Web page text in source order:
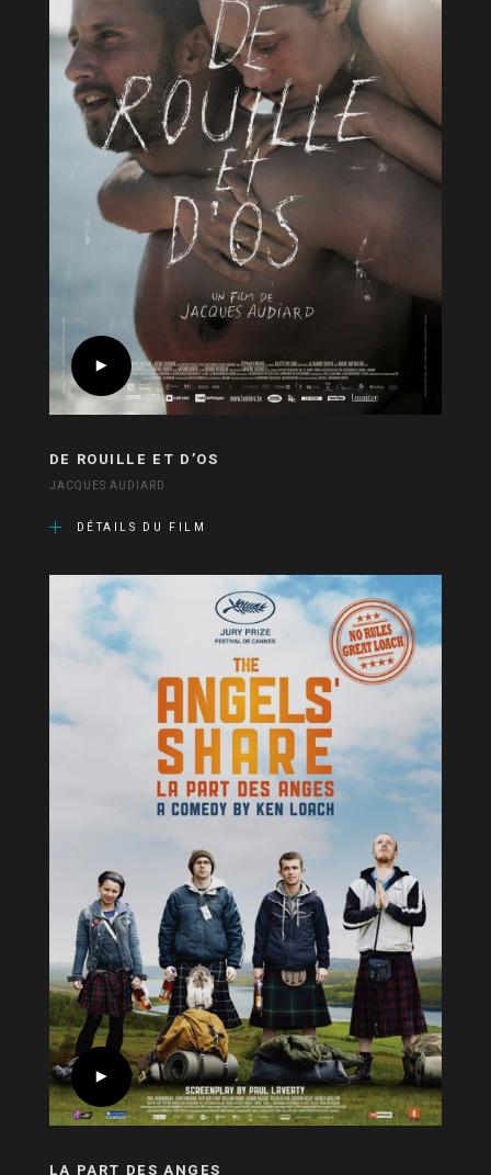
DE ROUILLE ET D’OS
JACQUES AUDIARD
DÉTAILS DU FILM
LA PART DES ANGES